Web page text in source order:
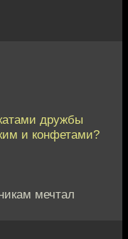
дружбы
и конфетами?
мечтал